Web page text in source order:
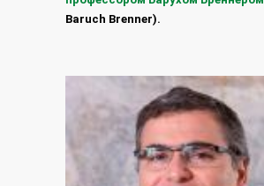
Baruch Brenner).